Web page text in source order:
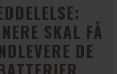
SKAL FÅ
DE